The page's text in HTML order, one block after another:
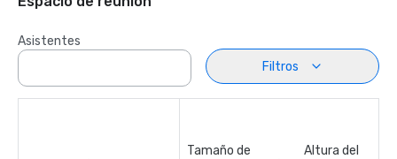
Asistentes
Filtros
Tamaño de
Altura del